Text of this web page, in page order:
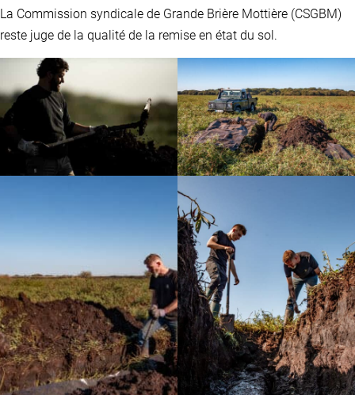
La Commission syndicale de Grande Brière Mottière (CSGBM)
reste juge de la qualité de la remise en état du sol.